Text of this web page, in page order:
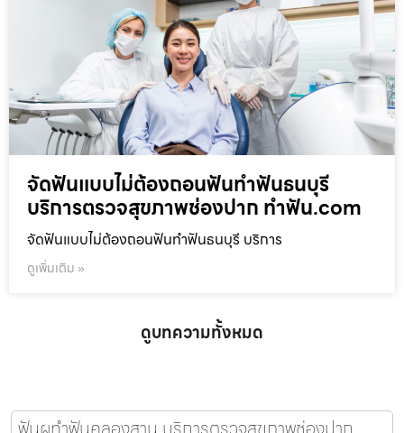
จัดฟันแบบไม่ต้องถอนฟันทำฟันธนบุรี
บริการตรวจสุขภาพช่องปาก ทำฟัน.com
จัดฟันแบบไม่ต้องถอนฟันทำฟันธนบุรี บริการ
ดูเพิ่มเติม »
ดูบทความทั้งหมด